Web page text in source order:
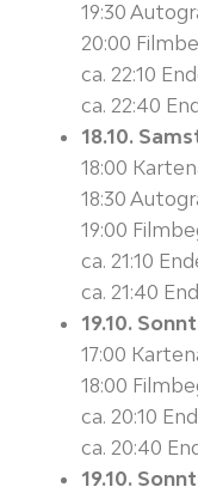
19:30
20:00
ca. 22:10
ca. 22:40
18.10.
18:00
18:30
19:00
ca. 21:10
ca. 21:40
19.10.
17:00
18:00
ca. 20:10
ca. 20:40
19.10.